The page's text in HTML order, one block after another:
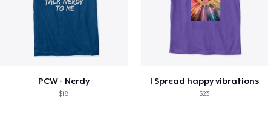
PCW - Nerdy
$18
I Spread happy vibrations
$23